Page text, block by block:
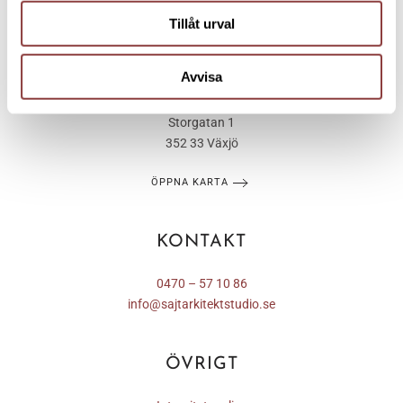
Tillåt urval
Avvisa
BESÖKSADRESS
Storgatan 1
352 33 Växjö
ÖPPNA KARTA
KONTAKT
0470 – 57 10 86
info@sajtarkitektstudio.se
ÖVRIGT